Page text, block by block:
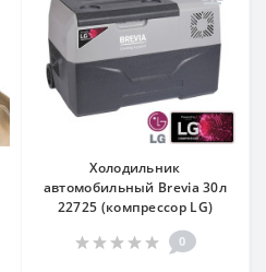
Холодильник
автомобильный Brevia 30л
22725 (компрессор LG)
0